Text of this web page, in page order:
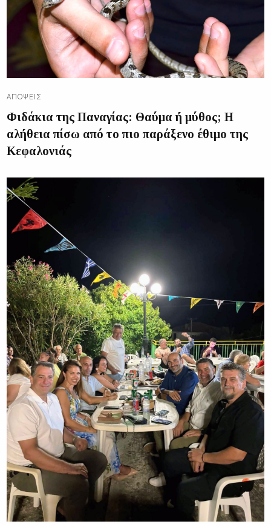
ΑΠΌΨΕΙΣ
Φιδάκια της Παναγίας: Θαύμα ή μύθος; Η
αλήθεια πίσω από το πιο παράξενο έθιμο της
Κεφαλονιάς